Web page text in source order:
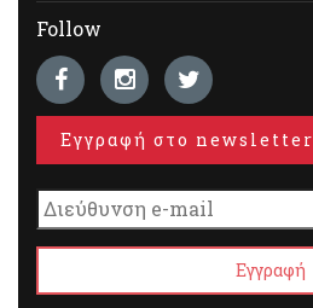
Follow
Εγγραφή στο newsletter